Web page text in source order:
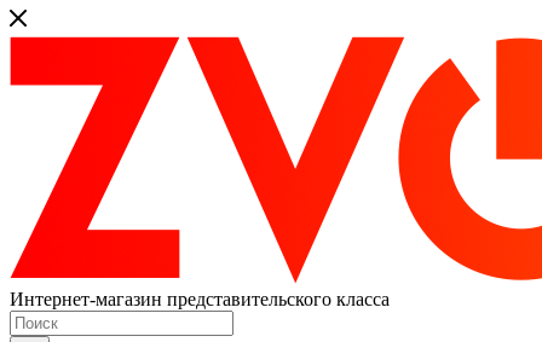
Интернет-магазин представительского класса